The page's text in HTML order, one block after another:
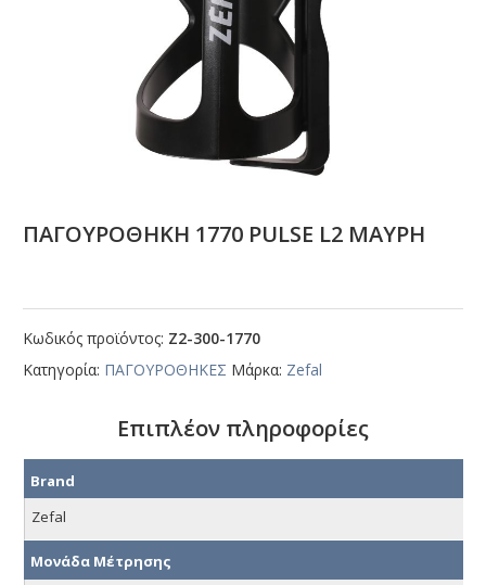
ΠΑΓΟΥΡΟΘΗΚΗ 1770 ΡULSΕ L2 ΜΑΥΡΗ
Κωδικός προϊόντος: Ζ2-300-1770
Κατηγορία: ΠΑΓΟΥΡΟΘΗΚΕΣ Μάρκα: Zefal
Επιπλέον πληροφορίες
Brand
Zefal
Μονάδα Μέτρησης